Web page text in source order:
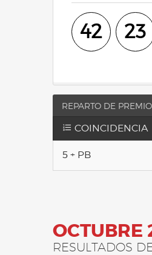
42 23
REPARTO DE
COINCIDENCIA
5 + PB
OCTUBRE
RESULTADOS